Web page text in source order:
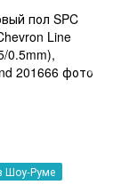
Шоу-Руме